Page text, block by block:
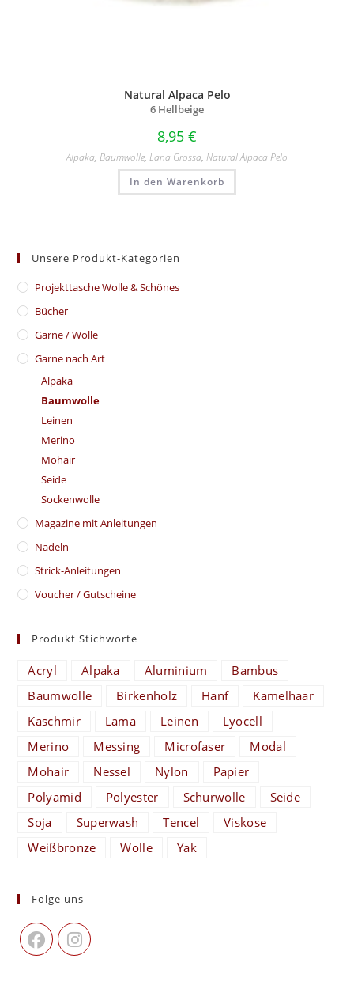
Natural Alpaca Pelo
6 Hellbeige
8,95 €
Alpaka, Baumwolle, Lana Grossa, Natural Alpaca Pelo
In den Warenkorb
Unsere Produkt-Kategorien
​Projekttasche Wolle & Schönes
Bücher
Garne / Wolle
Garne nach Art
Alpaka
Baumwolle
Leinen
Merino
Mohair
Seide
Sockenwolle
Magazine mit Anleitungen
Nadeln
Strick-Anleitungen
Voucher / Gutscheine
Produkt Stichworte
Acryl Alpaka Aluminium
Bambus
Baumwolle
Birkenholz Hanf
Kamelhaar
Kaschmir
Lama Leinen
Lyocell
Merino
Messing Microfaser
Modal
Mohair
Nessel Nylon
Papier
Polyamid
Polyester Schurwolle
Seide
Soja
Superwash Tencel
Viskose
Weißbronze
Wolle Yak
Folge uns